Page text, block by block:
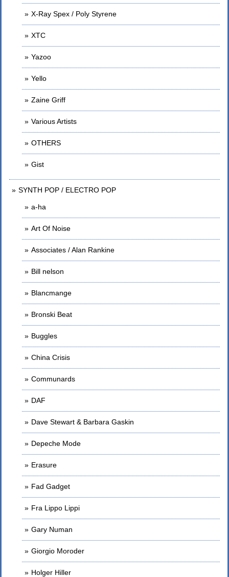
X-Ray Spex / Poly Styrene
XTC
Yazoo
Yello
Zaine Griff
Various Artists
OTHERS
Gist
SYNTH POP / ELECTRO POP
a-ha
Art Of Noise
Associates / Alan Rankine
Bill nelson
Blancmange
Bronski Beat
Buggles
China Crisis
Communards
DAF
Dave Stewart & Barbara Gaskin
Depeche Mode
Erasure
Fad Gadget
Fra Lippo Lippi
Gary Numan
Giorgio Moroder
Holger Hiller